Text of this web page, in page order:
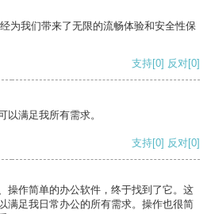
为我们带来了无限的流畅体验和安全性保
支持[0] 反对[0]
以满足我所有需求。
支持[0] 反对[0]
操作简单的办公软件，终于找到了它。这
满足我日常办公的所有需求。操作也很简